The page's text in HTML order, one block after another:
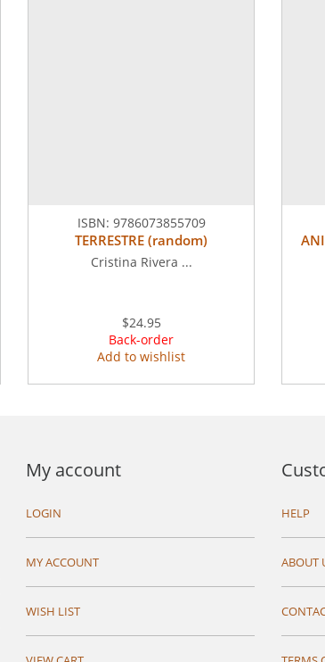
ISBN: 9786073855709
TERRESTRE (random)
Cristina Rivera ...
$24.95
Back-order
Add to wishlist
My account
LOGIN
MY ACCOUNT
WISH LIST
HELP
ABOUT